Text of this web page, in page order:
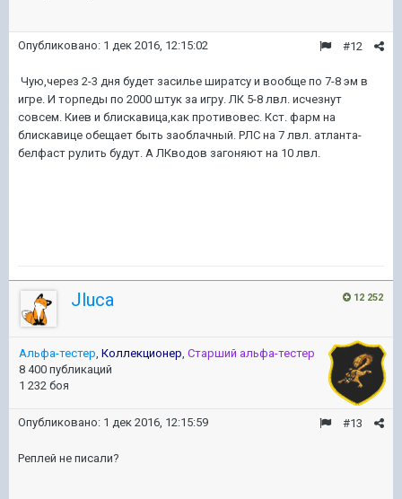
#12
Опубликовано: 1 дек 2016, 12:15:02
Чую,через 2-3 дня будет засилье ширатсу и вообще по 7-8 эм в
игре. И торпеды по 2000 штук за игру. ЛК 5-8 лвл. исчезнут
совсем. Киев и блискавица,как противовес. Кст. фарм на
блискавице обещает быть заоблачный. РЛС на 7 лвл. атланта-
белфаст рулить будут. А ЛКводов загоняют на 10 лвл.
12 252
Jluca
Альфа-тестер, Коллекционер, Старший альфа-тестер
8 400 публикаций
1 232 боя
#13
Опубликовано: 1 дек 2016, 12:15:59
Реплей не писали?